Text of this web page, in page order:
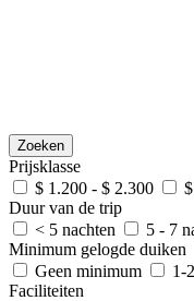
Zoeken
Prijsklasse
$ 1.200 - $ 2.300
Duur van de trip
< 5 nachten
5 - 7
Minimum gelogde duiken
Geen minimum
1-
Faciliteiten